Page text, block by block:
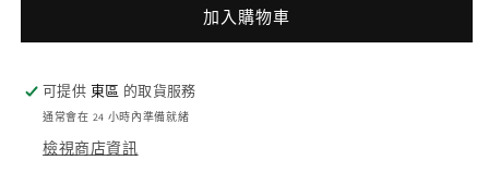
野
獸
極
野
獸
加入購物車
可提供 東區 的取貨服務
通常會在 24 小時內準備就緒
檢視商店資訊